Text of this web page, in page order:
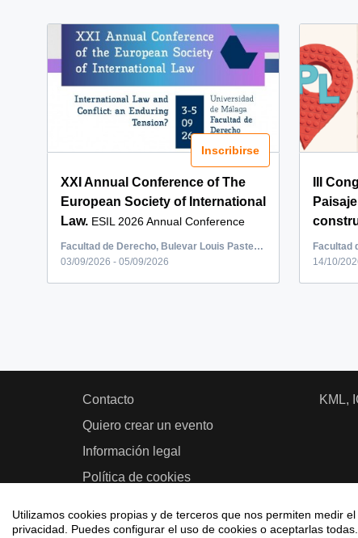
Utilizamos cookies propias y de terceros que nos permiten medir
privacidad. Puedes configurar el uso de cookies o aceptarlas
Inscribirse
XXI Annual Conference of The
European Society of International
Law. ESIL 2026 Annual Conference
Interna...
Facultad de Derecho, Bulevar Louis Pasteur, Málaga, España
03/09/2026 - 05/09/2026
III
14/10/
Contacto
Quiero crear un evento
Información legal
Política de cookies
KML,
2026 © Eventos - Universidad de Málaga